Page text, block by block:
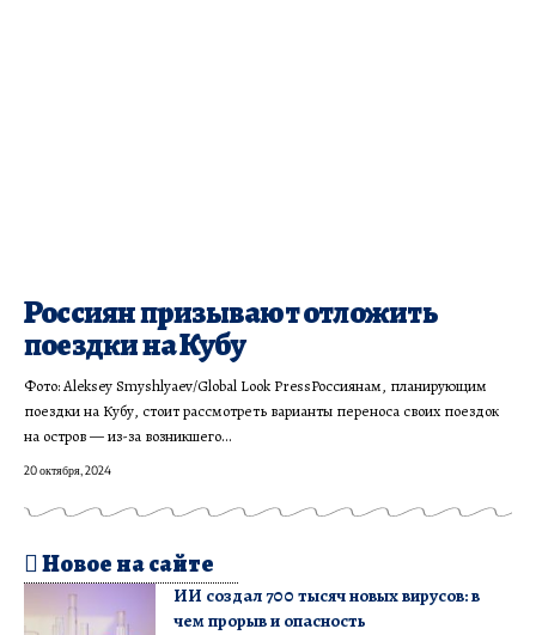
Россиян призывают отложить
поездки на Кубу
Фото: Aleksey Smyshlyaev/Global Look PressРоссиянам, планирующим
поездки на Кубу, стоит рассмотреть варианты переноса своих поездок
на остров — из-за возникшего…
20 октября, 2024
Новое на сайте
ИИ создал 700 тысяч новых вирусов: в
чем прорыв и опасность